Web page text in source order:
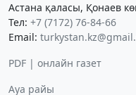
Астана қаласы, Қонаев
Тел: +7 (7172) 76-84-66
Email:
PDF | онлайн газет
Ауа райы